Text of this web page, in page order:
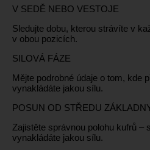
V SEDĚ NEBO VESTOJE
Sledujte dobu, kterou strávíte v
v obou pozicích.
SILOVÁ FÁZE
Mějte podrobné údaje o tom, kde
vynakládáte jakou sílu.
POSUN OD STŘEDU
Zajistěte správnou polohu kufrů –
vynakládáte jakou sílu.